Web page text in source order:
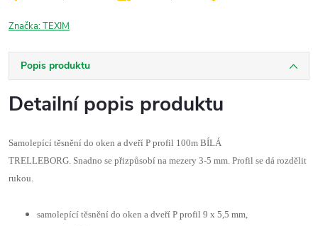
Značka:TEXIM
Popis produktu
Detailní popis produktu
Samolepící těsnění do oken a dveří P profil 100m BÍLÁ
TRELLEBORG. Snadno se přizpůsobí na mezery 3-5 mm. Profil se dá rozdělit
rukou.
samolepící těsnění do oken a dveří P profil 9 x 5,5 mm,